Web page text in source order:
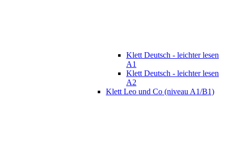
Klett Deutsch - leichter lesen
A1
Klett Deutsch - leichter lesen
A2
Klett Leo und Co (niveau A1/B1)